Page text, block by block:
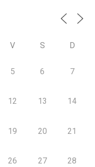
V S D
5 6 7
12 13 14
19 20 21
26 27 28